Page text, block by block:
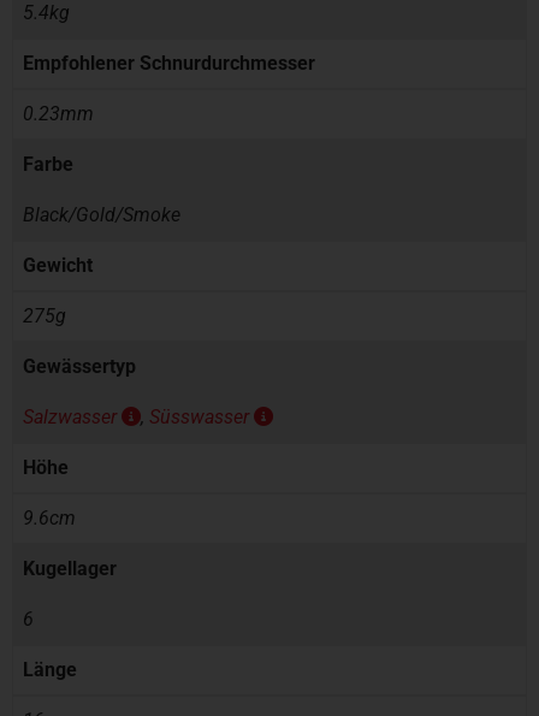
5.4kg
Empfohlener Schnurdurchmesser
0.23mm
Farbe
Black/Gold/Smoke
Gewicht
275g
Gewässertyp
Salzwasser , Süsswasser
Höhe
9.6cm
Kugellager
6
Länge